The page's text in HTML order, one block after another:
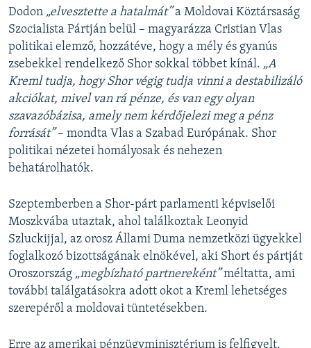
Dodon „elvesztette a hatalmát”a Moldovai Köztársaság
Szocialista Pártján belül – magyarázza Cristian Vlas
politikai elemző, hozzátéve, hogy a mély és gyanús
zsebekkel rendelkező Shor sokkal többet kínál. „A
Kreml tudja, hogy Shor végig tudja vinni a destabilizáló
akciókat, mivel van rá pénze, és van egy olyan
szavazóbázisa, amely nem kérdőjelezi meg a pénz
forrását”– mondta Vlas a Szabad Európának. Shor
politikai nézetei homályosak és nehezen
behatárolhatók.
Szeptemberben a Shor-párt parlamenti képviselői
Moszkvába utaztak, ahol találkoztak Leonyid
Szluckijjal, az orosz Állami Duma nemzetközi ügyekkel
foglalkozó bizottságának elnökével, aki Short és pártját
Oroszország „megbízható partnereként”méltatta, ami
további találgatásokra adott okot a Kreml lehetséges
szerepéről a moldovai tüntetésekben.
Erre az amerikai pénzügyminisztérium is felfigyelt.